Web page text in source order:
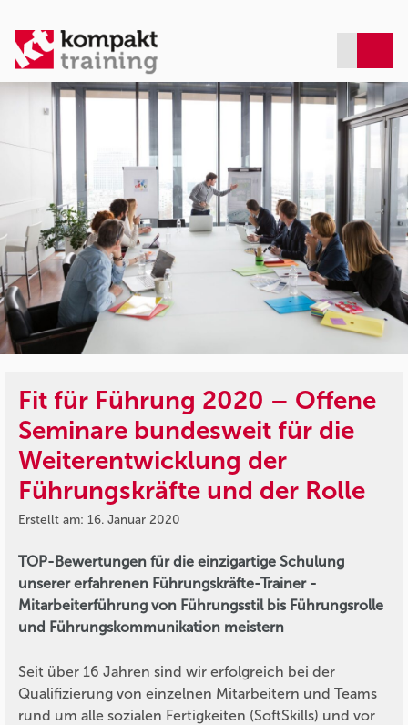
Fit für Führung 2020 – Offene
Seminare bundesweit für die
Weiterentwicklung der
Führungskräfte und der Rolle
Erstellt am: 16. Januar 2020
TOP-Bewertungen für die einzigartige Schulung
unserer erfahrenen Führungskräfte-Trainer -
Mitarbeiterführung von Führungsstil bis Führungsrolle
und Führungskommunikation meistern
Seit über 16 Jahren sind wir erfolgreich bei der
Qualifizierung von einzelnen Mitarbeitern und Teams
rund um alle sozialen Fertigkeiten (SoftSkills) und vor